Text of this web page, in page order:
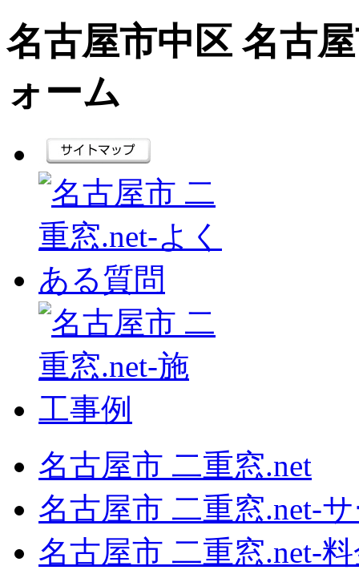
名古屋市中区 名古
ォーム
名古屋市 二重窓.net
名古屋市 二重窓.net‐
名古屋市 二重窓.net‐